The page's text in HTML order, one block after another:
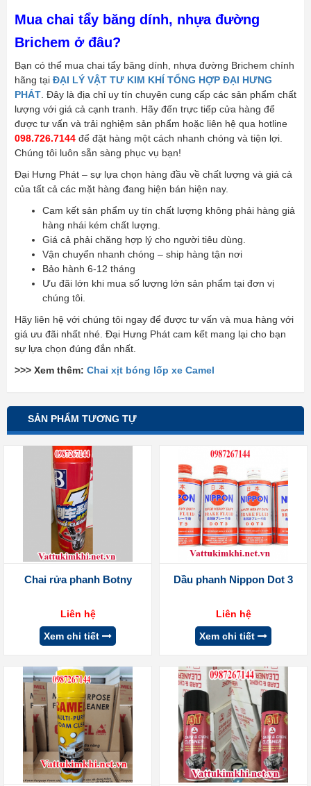
Mua chai tẩy băng dính, nhựa đường
Brichem ở đâu?
Bạn có thể mua chai tẩy băng dính, nhựa đường Brichem chính
hãng tại ĐẠI LÝ VẬT TƯ KIM KHÍ TỔNG HỢP ĐẠI HƯNG
PHÁT . Đây là địa chỉ uy tín chuyên cung cấp các sản phẩm chất
lượng với giá cả cạnh tranh. Hãy đến trực tiếp cửa hàng để
được tư vấn và trải nghiệm sản phẩm hoặc liên hệ qua hotline
098.726.7144 để đặt hàng một cách nhanh chóng và tiện lợi.
Chúng tôi luôn sẵn sàng phục vụ bạn!
Đại Hưng Phát – sự lựa chọn hàng đầu về chất lượng và giá cả
của tất cả các mặt hàng đang hiện bán hiện nay.
Cam kết sản phẩm uy tín chất lượng không phải hàng giả
hàng nhái kém chất lượng.
Giá cả phải chăng hợp lý cho người tiêu dùng.
Vận chuyển nhanh chóng – ship hàng tận nơi
Bảo hành 6-12 tháng
Ưu đãi lớn khi mua số lượng lớn sản phẩm tại đơn vị
chúng tôi.
Hãy liên hệ với chúng tôi ngay để được tư vấn và mua hàng với
giá ưu đãi nhất nhé. Đại Hưng Phát cam kết mang lại cho bạn
sự lựa chọn đúng đắn nhất.
>>> Xem thêm: Chai xịt bóng lốp xe Camel
SẢN PHẨM TƯƠNG TỰ
Chai rửa phanh Botny
Liên hệ
Xem chi tiết
Dầu phanh Nippon Dot 3
Liên hệ
Xem chi tiết